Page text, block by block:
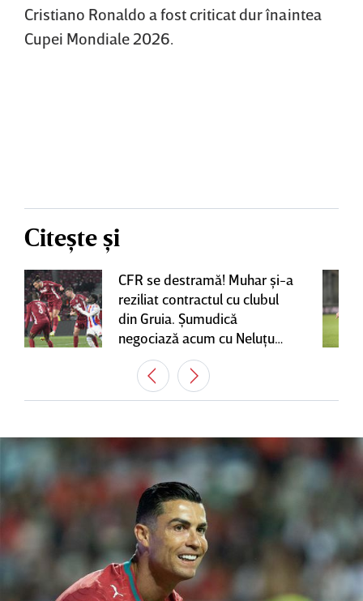
Cristiano Ronaldo a fost criticat dur înaintea
Cupei Mondiale 2026.
Citește și
CFR se destramă! Muhar şi-a
reziliat contractul cu clubul
din Gruia. Şumudică
negociază acum cu Neluţu
Varga, care mai are o
variantă pentru banca tehnică
| EXCLUSIV